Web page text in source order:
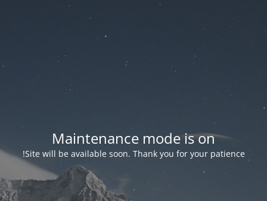
Maintenance mode is on
Site will be available soon. Thank you for your patience!